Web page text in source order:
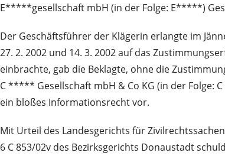
E*****gesellschaft mbH (in der Folge: E*****)
Der Geschäftsführer der Klägerin erlangte im
27. 2. 2002 und 14. 3. 2002 auf das
einbrachte, gab die Beklagte, ohne die
C ***** Gesellschaft mbH & Co KG (in der Folge:
ein bloßes Informationsrecht vor.
Mit Urteil des Landesgerichts für
6 C 853/02v des Bezirksgerichts Donaustadt